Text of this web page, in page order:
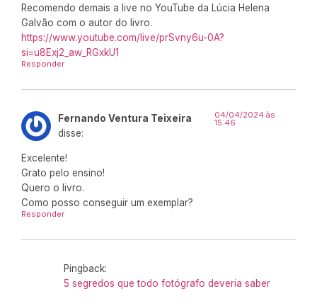
Recomendo demais a live no YouTube da Lúcia Helena
Galvão com o autor do livro.
https://www.youtube.com/live/prSvny6u-0A?
si=u8Exj2_aw_RGxkU1
Responder
Fernando Ventura Teixeira
disse:
04/04/2024 às
15:46
Excelente!
Grato pelo ensino!
Quero o livro.
Como posso conseguir um exemplar?
Responder
Pingback:
5 segredos que todo fotógrafo deveria saber